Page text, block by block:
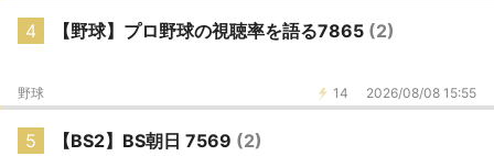
4 【野球】プロ野球の視聴率を語る7865 (2)
14 2026/08/08 15:55
野球
5 【BS2】BS朝日 7569 (2)